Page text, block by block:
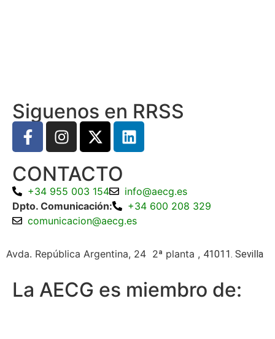
Siguenos en RRSS
CONTACTO
+34 955 003 154
info@aecg.es
Dpto. Comunicación:
+34 600 208 329
comunicacion@aecg.es
Avda. República Argentina, 24 2ª planta , 41011. Sevilla
La AECG es miembro de: